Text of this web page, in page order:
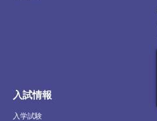
入試情報
入学試験